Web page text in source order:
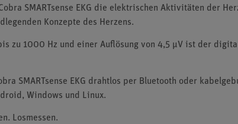
SMARTsense EKG die elektrischen Aktivitäten der
Konzepte des Herzens.
zu 1000 Hz und einer Auflösung von 4,5 µV ist der
SMARTsense EKG drahtlos per Bluetooth oder
Windows und Linux.
Losmessen.